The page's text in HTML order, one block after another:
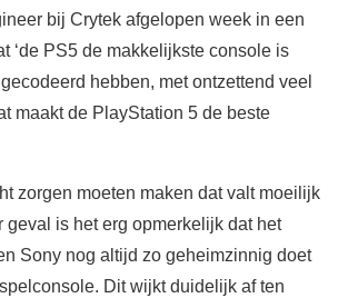
bij Crytek afgelopen week in een
‘de PS5 de makkelijkste console is
hebben, met ontzettend veel
maakt de PlayStation 5 de beste
zorgen moeten maken dat valt moeilijk
geval is het erg opmerkelijk dat het
Sony nog altijd zo geheimzinnig doet
Dit wijkt duidelijk af ten